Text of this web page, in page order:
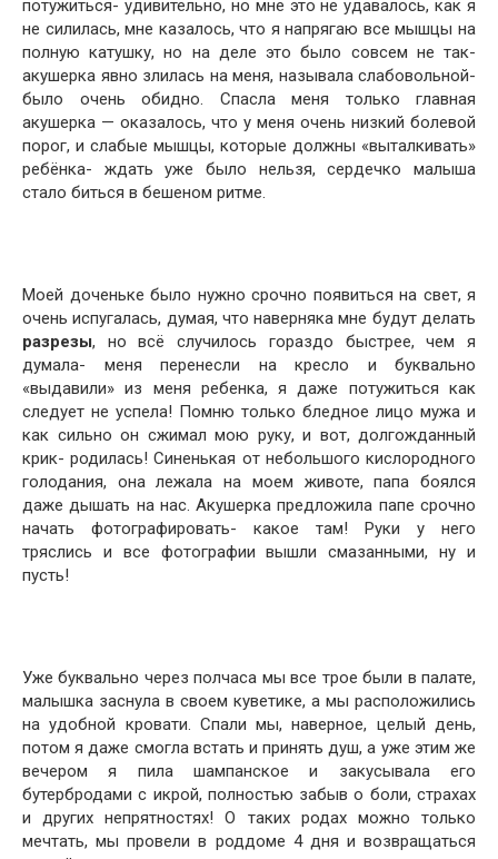
потужиться- удивительно, но мне это не удавалось, как я
не силилась, мне казалось, что я напрягаю все мышцы на
полную катушку, но на деле это было совсем не так-
акушерка явно злилась на меня, называла слабовольной-
было очень обидно. Спасла меня только главная
акушерка — оказалось, что у меня очень низкий болевой
порог, и слабые мышцы, которые должны «выталкивать»
ребёнка- ждать уже было нельзя, сердечко малыша
стало биться в бешеном ритме.
Моей доченьке было нужно срочно появиться на свет, я
очень испугалась, думая, что наверняка мне будут делать
разрезы, но всё случилось гораздо быстрее, чем я
думала- меня перенесли на кресло и буквально
«выдавили» из меня ребенка, я даже потужиться как
следует не успела! Помню только бледное лицо мужа и
как сильно он сжимал мою руку, и вот, долгожданный
крик- родилась! Синенькая от небольшого кислородного
голодания, она лежала на моем животе, папа боялся
даже дышать на нас. Акушерка предложила папе срочно
начать фотографировать- какое там! Руки у него
тряслись и все фотографии вышли смазанными, ну и
пусть!
Уже буквально через полчаса мы все трое были в палате,
малышка заснула в своем куветике, а мы расположились
на удобной кровати. Спали мы, наверное, целый день,
потом я даже смогла встать и принять душ, а уже этим же
вечером я пила шампанское и закусывала его
бутербродами с икрой, полностью забыв о боли, страхах
и других непрятностях! О таких родах можно только
мечтать, мы провели в роддоме 4 дня и возвращаться